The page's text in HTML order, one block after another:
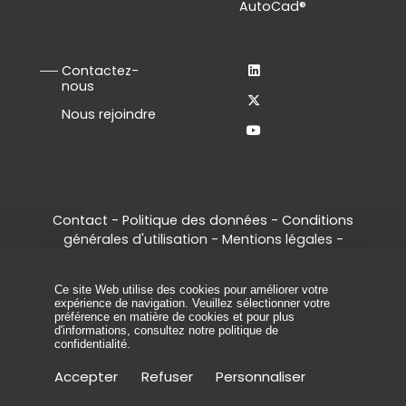
AutoCad®
Contactez-
nous
Nous rejoindre
Contact - Politique des données - Conditions
générales d'utilisation - Mentions légales -
Palplanches.
Ce site Web utilise des cookies pour améliorer votre
expérience de navigation. Veuillez sélectionner votre
préférence en matière de cookies et pour plus
d'informations, consultez notre politique de
confidentialité
Accepter Refuser Personnaliser